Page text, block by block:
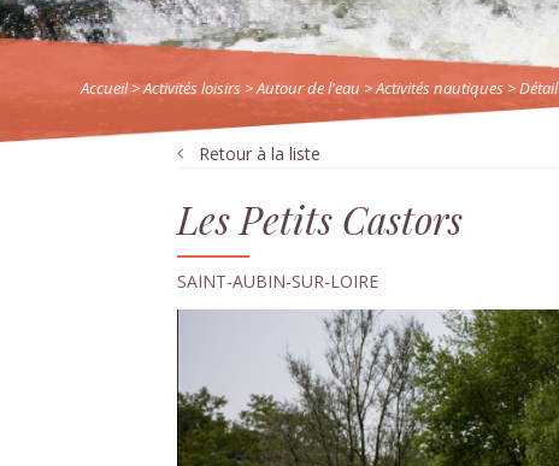
Accueil> Activités loisirs >Autour de l'eau >Activités nautiques > Détail
Retour à la liste
Les Petits Castors
SAINT-AUBIN-SUR-LOIRE